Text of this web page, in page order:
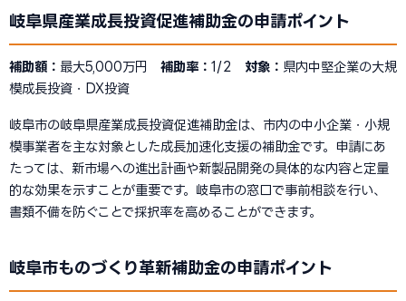
岐阜県産業成長投資促進補助金の申請ポイント
補助額： 最大5,000万円 補助率： 1/2 対象： 県内中堅企業の大規
模成長投資・DX投資
岐阜市の岐阜県産業成長投資促進補助金は、市内の中小企業・小規
模事業者を主な対象とした成長加速化支援の補助金です。申請にあ
たっては、新市場への進出計画や新製品開発の具体的な内容と定量
的な効果を示すことが重要です。岐阜市の窓口で事前相談を行い、
書類不備を防ぐことで採択率を高めることができます。
岐阜市ものづくり革新補助金の申請ポイント